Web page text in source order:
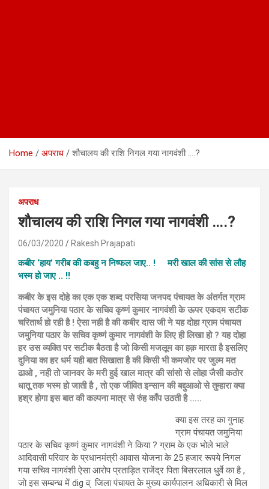
Home अपराध शौचालय की राशि निगल गया नागवंशी ….?
अपराध
शौचालय की राशि निगल गया नागवंशी ….?
06/03/2020 Rakesh Prajapati
कबीर ‘हाय’ गरीब की कबहु न निष्फल जाए.. !मरी खाल की सांस से लौह
भस्म हो जाए .. !!
कबीर के इस दोहे का एक एक शब्द परसिया जनपद पंचायत के अंतर्गत ग्राम
पंचायत जमुनिया पठार के सचिव कृष्णं कुमार नागवंशी के ऊपर एकदम सटीक
चरितार्थ हो रही है ! ऐसा नही है की कबीर दास जी ने यह दोहा ग्राम पंचायत
जमुनिया पठार के सचिव कृष्णं कुमार नागवंशी के लिए ही लिखा हो ? यह दोहा
हर उस व्यक्ति पर सटीक बैठता है जो किसी मजलूम का हक़ मारता है इसलिए
दुनिया का हर धर्म यही बात सिखाता है की किसी भी कमजोर पर जुल्म मत
ढाओ , नही तो जानवर के मरी हुई खाल मात्र की सांसो से लोहा जैसी कठोर
धातू तक भस्म हो जाती है , तो एक जीवित इन्सान की बद्दुआओ से तुम्हारा क्या
हश्र होगा इस बात की कल्पना मात्र से रुंह काँप उठती है …..
क्या इस तरह का गुनाह
ग्राम पंचायत जमुनिया
पठार के सचिव कृष्णं कुमार नागवंशी ने किया ? ग्राम के एक भोले भाले
आदिवासी परिवार के प्रधानमंत्री आवास योजना के 25 हजार रूपये निगल
गया सचिव नागवंशी ऐसा आरोप प्रताड़ित राजेंद्र पिता बिसरलाल धुर्वे का है ,
जो इस सम्बन्ध में dig व् जिला पंचायत के मुख्य कार्यपालन अधिकारी से मिल